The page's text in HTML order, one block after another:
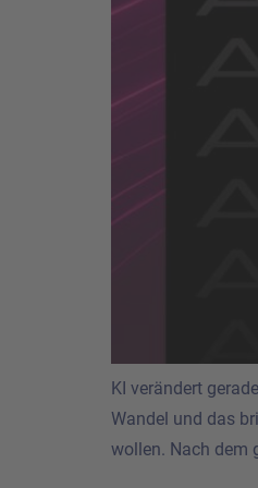
KI verändert
Wandel und das
wollen. Nach dem